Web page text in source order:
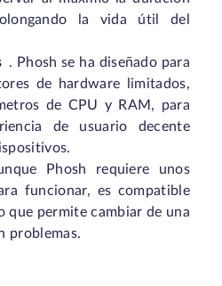
la vida útil del
. Phosh se ha diseñado para
de hardware limitados,
de CPU y RAM, para
de usuario decente
Phosh requiere unos
funcionar, es compatible
que permite cambiar de una
problemas.